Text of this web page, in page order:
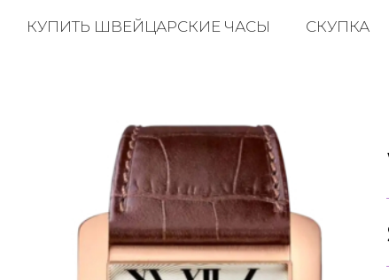
КУПИТЬ ШВЕЙЦАРСКИЕ ЧАСЫ СКУПКА